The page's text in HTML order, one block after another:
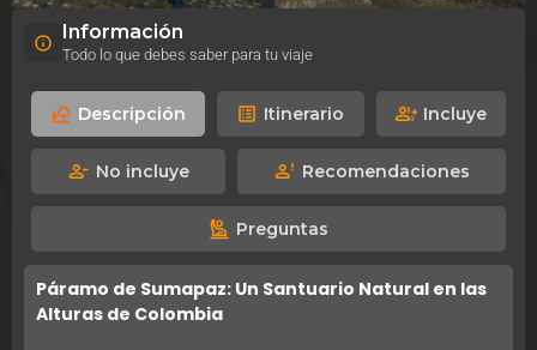
Información
Todo lo que debes saber para tu viaje
Descripción Itinerario Incluye
No incluye Recomendaciones
Preguntas
Páramo de Sumapaz: Un Santuario Natural en las
Alturas de Colombia